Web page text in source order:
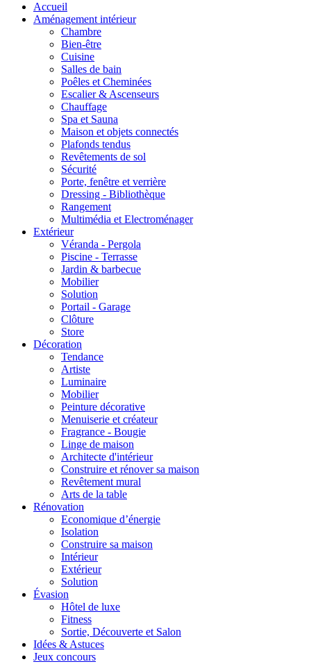
Accueil
Aménagement intérieur
Chambre
Bien-être
Cuisine
Salles de bain
Poêles et Cheminées
Escalier & Ascenseurs
Chauffage
Spa et Sauna
Maison et objets connectés
Plafonds tendus
Revêtements de sol
Sécurité
Porte, fenêtre et verrière
Dressing - Bibliothèque
Rangement
Multimédia et Electroménager
Extérieur
Véranda - Pergola
Piscine - Terrasse
Jardin & barbecue
Mobilier
Solution
Portail - Garage
Clôture
Store
Décoration
Tendance
Artiste
Luminaire
Mobilier
Peinture décorative
Menuiserie et créateur
Fragrance - Bougie
Linge de maison
Architecte d'intérieur
Construire et rénover sa maison
Revêtement mural
Arts de la table
Rénovation
Economique d’énergie
Isolation
Construire sa maison
Intérieur
Extérieur
Solution
Évasion
Hôtel de luxe
Fitness
Sortie, Découverte et Salon
Idées & Astuces
Jeux concours